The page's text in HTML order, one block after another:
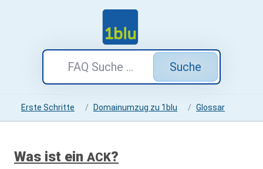
Suche
Erste Schritte Domainumzug zu 1blu Glossar
Was ist ein ACK?